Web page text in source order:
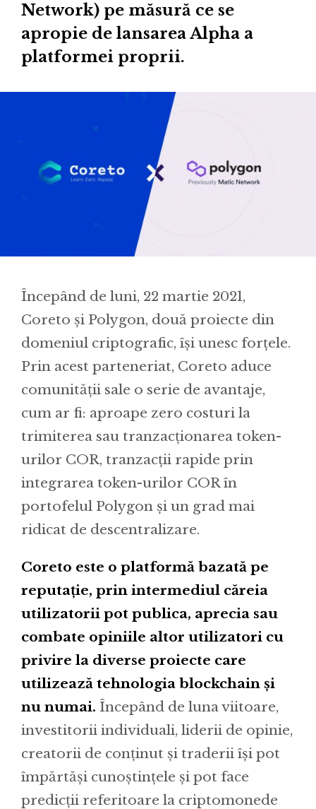
Network) pe măsură ce se
apropie de lansarea Alpha a
platformei proprii.
Începând de luni, 22 martie 2021,
Coreto și Polygon, două proiecte din
domeniul criptografic, își unesc forțele.
Prin acest parteneriat, Coreto aduce
comunității sale o serie de avantaje,
cum ar fi: aproape zero costuri la
trimiterea sau tranzacționarea token-
urilor COR, tranzacții rapide prin
integrarea token-urilor COR în
portofelul Polygon și un grad mai
ridicat de descentralizare.
Coreto este o platformă bazată pe
reputație, prin intermediul căreia
utilizatorii pot publica, aprecia sau
combate opiniile altor utilizatori cu
privire la diverse proiecte care
utilizează tehnologia blockchain și
nu numai. Începând de luna viitoare,
investitorii individuali, liderii de opinie,
creatorii de conținut și traderii își pot
împărtăși cunoștințele și pot face
predicții referitoare la criptomonede